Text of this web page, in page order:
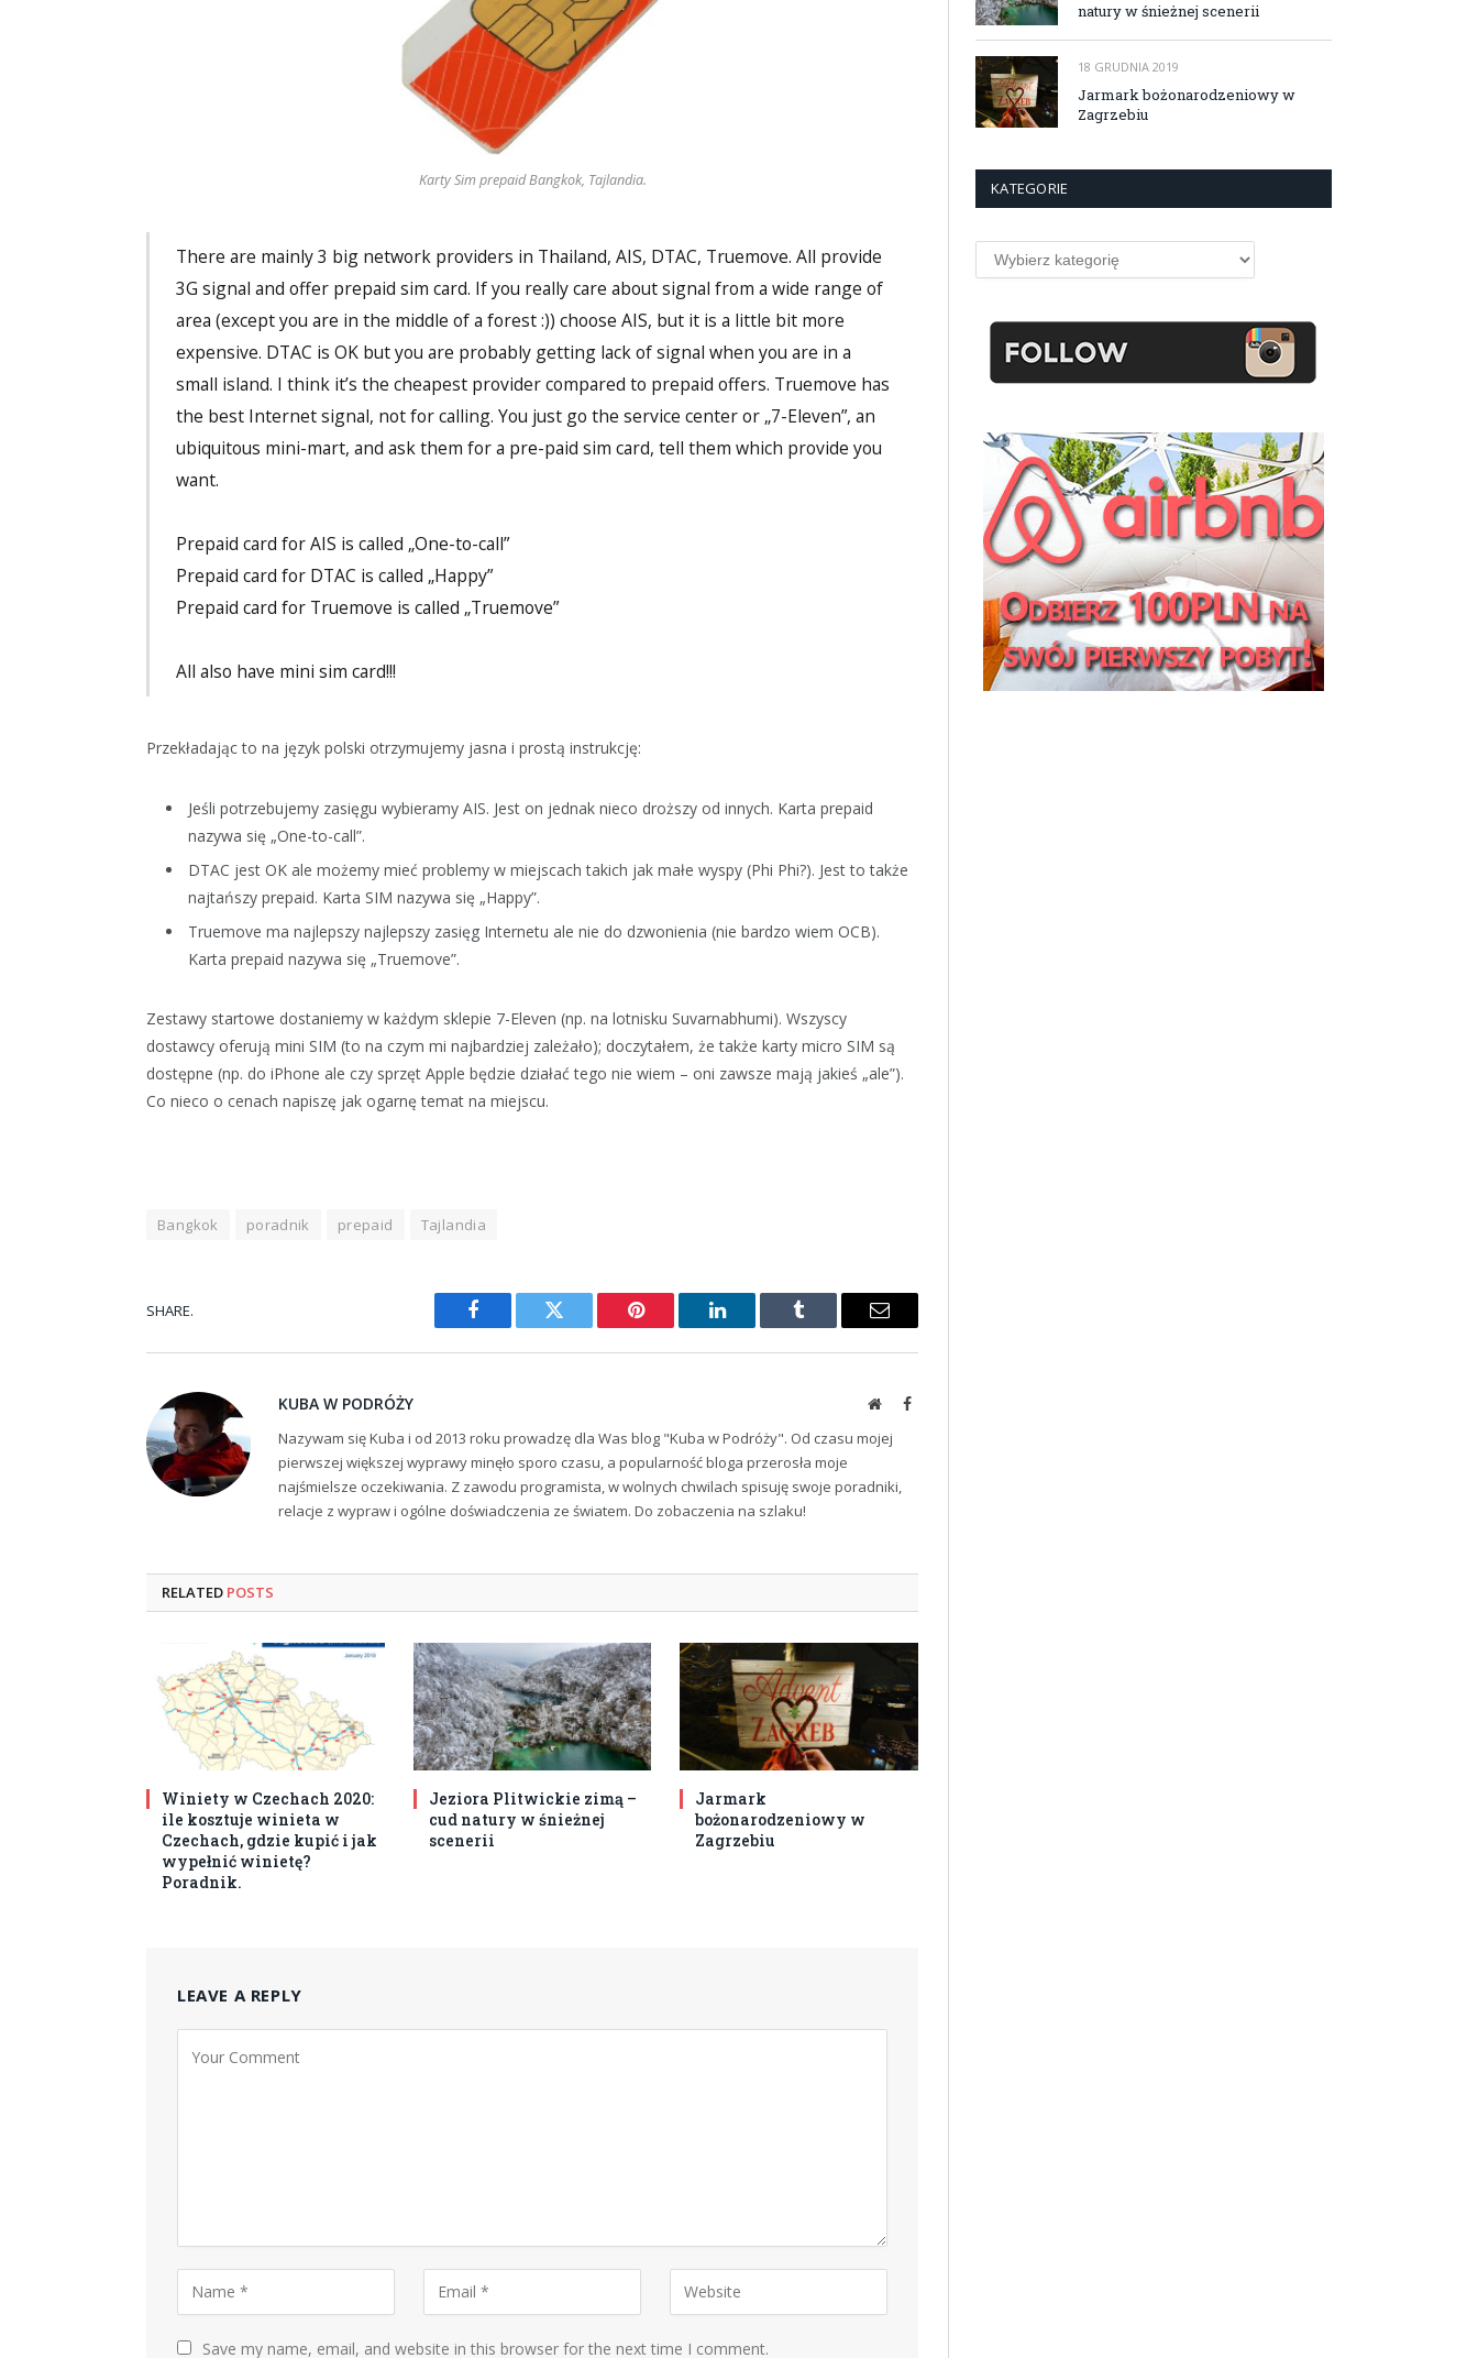
Karty Sim prepaid Bangkok, Tajlandia.
There are mainly 3 big network providers in Thailand, AIS, DTAC, Truemove. All provide
3G signal and offer prepaid sim card. If you really care about signal from a wide range of
area (except you are in the middle of a forest :)) choose AIS, but it is a little bit more
expensive. DTAC is OK but you are probably getting lack of signal when you are in a
small island. I think it’s the cheapest provider compared to prepaid offers. Truemove has
the best Internet signal, not for calling. You just go the service center or „7-Eleven”, an
ubiquitous mini-mart, and ask them for a pre-paid sim card, tell them which provide you
want.
Prepaid card for AIS is called „One-to-call”
Prepaid card for DTAC is called „Happy”
Prepaid card for Truemove is called „Truemove”
All also have mini sim card!!!
Przekładając to na język polski otrzymujemy jasna i prostą instrukcję:
Jeśli potrzebujemy zasięgu wybieramy AIS. Jest on jednak nieco droższy od innych. Karta prepaid
nazywa się „One-to-call”.
DTAC jest OK ale możemy mieć problemy w miejscach takich jak małe wyspy (Phi Phi?). Jest to także
najtańszy prepaid. Karta SIM nazywa się „Happy”.
Truemove ma najlepszy najlepszy zasięg Internetu ale nie do dzwonienia (nie bardzo wiem OCB).
Karta prepaid nazywa się „Truemove”.
Zestawy startowe dostaniemy w każdym sklepie 7-Eleven (np. na lotnisku Suvarnabhumi). Wszyscy
dostawcy oferują mini SIM (to na czym mi najbardziej zależało); doczytałem, że także karty micro SIM są
dostępne (np. do iPhone ale czy sprzęt Apple będzie działać tego nie wiem – oni zawsze mają jakieś „ale”).
Co nieco o cenach napiszę jak ogarnę temat na miejscu.
Bangkok poradnik prepaid Tajlandia
SHARE.
Facebook Twitter Pinterest LinkedIn Tumblr Email
KUBA W PODRÓŻY WebsiteFacebook
Nazywam się Kuba i od 2013 roku prowadzę dla Was blog "Kuba w Podróży". Od czasu mojej
pierwszej większej wyprawy minęło sporo czasu, a popularność bloga przerosła moje
najśmielsze oczekiwania. Z zawodu programista, w wolnych chwilach spisuję swoje poradniki,
relacje z wypraw i ogólne doświadczenia ze światem. Do zobaczenia na szlaku!
RELATED POSTS
Winiety w Czechach 2020:
ile kosztuje winieta w
Czechach, gdzie kupić i jak
wypełnić winietę?
Poradnik.
Jeziora Plitwickie zimą –
cud natury w śnieżnej
scenerii
Jarmark
bożonarodzeniowy w
Zagrzebiu
LEAVE A REPLY
Save my name, email, and website in this browser for the next time I comment.
natury w śnieżnej scenerii
18 GRUDNIA 2019
Jarmark bożonarodzeniowy w
Zagrzebiu
KATEGORIE
Kategorie